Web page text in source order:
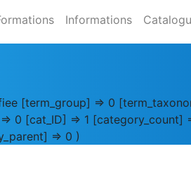
Informations
[term_group] => 0
0 [cat_ID] => 1 [category_count]
=> 0 )